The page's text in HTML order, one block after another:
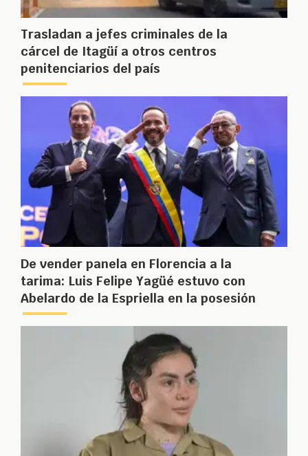
Trasladan a jefes criminales de la
cárcel de Itagüí a otros centros
penitenciarios del país
De vender panela en Florencia a la
tarima: Luis Felipe Yagüé estuvo con
Abelardo de la Espriella en la posesión